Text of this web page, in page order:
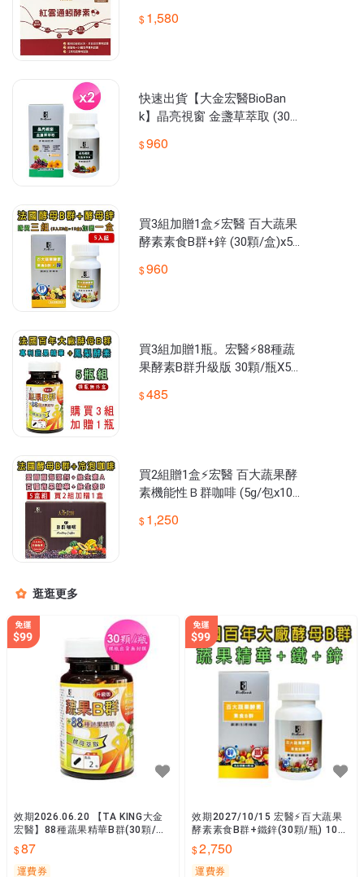
📣隨貨附發
1,580
快速出貨【大金宏醫BioBan
k】晶亮視窗 金盞草萃取 (30
960
買3組加贈1盒⚡宏醫 百大蔬果
酵素素食B群+鋅 (30顆/盒)x5
貨附發票
960
買3組加贈1瓶。宏醫⚡88種蔬
果酵素B群升級版 30顆/瓶X5
485
買2組贈1盒⚡宏醫 百大蔬果酵
素機能性Ｂ群咖啡 (5g/包x10
廠貨📣隨貨附發票
1,250
逛逛更多
效期2026.06.20 【TA KING大金
宏醫】88種蔬果精華B群(30顆/瓶)
⚡️公司貨☑️滿999免運
87
運費券
效期2027/10/15 宏醫⚡百大蔬果
酵素素食B群+鐵鋅(30顆/瓶) 10入
組【大金宏醫】原廠貨📣隨貨附發
票2,750
運費券